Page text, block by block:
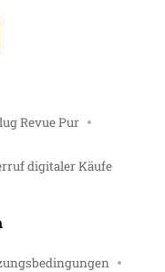
Revue Pur
digitaler Käufe